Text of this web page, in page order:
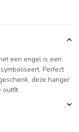
een engel is een
Perfect
deze hanger
outfit.